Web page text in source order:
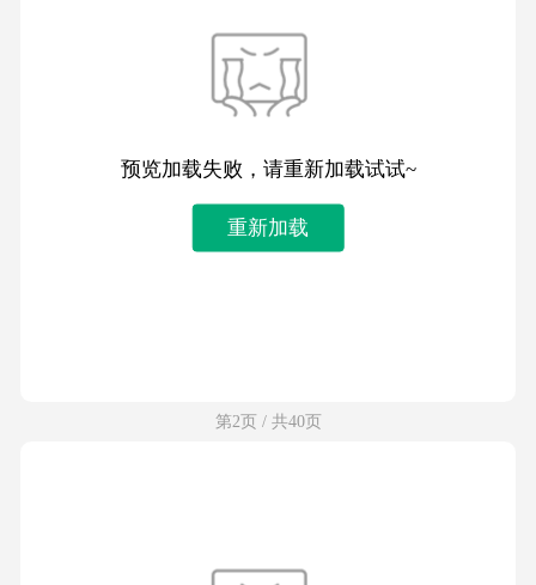
预览加载失败，请重新加载试试~
重新加载
第2页 / 共40页